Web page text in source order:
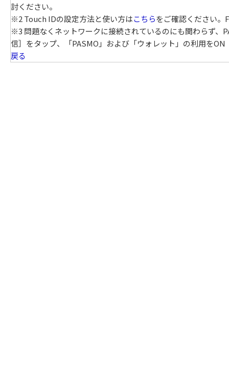
討ください。
※2 Touch IDの設定方法と使い方はこちらをご確認ください。
※3 問題なくネットワークに接続されているのにも関わらず、
信］をタップ、「PASMO」および「ウォレット」の利用をON
戻る